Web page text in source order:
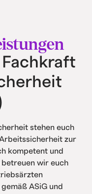
stehen euch
zur
kompetent und
wir euch
ASiG und